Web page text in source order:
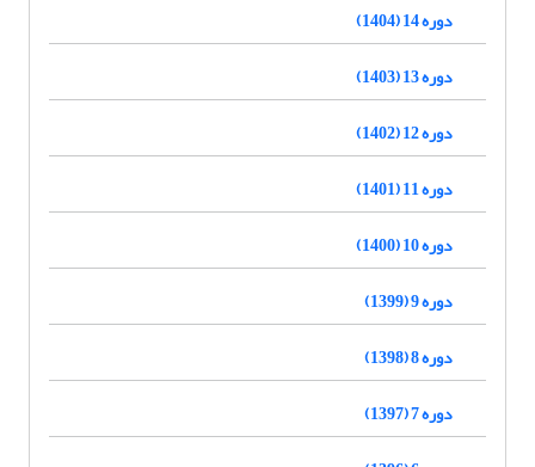
دوره 14 (1404)
دوره 13 (1403)
دوره 12 (1402)
دوره 11 (1401)
دوره 10 (1400)
دوره 9 (1399)
دوره 8 (1398)
دوره 7 (1397)